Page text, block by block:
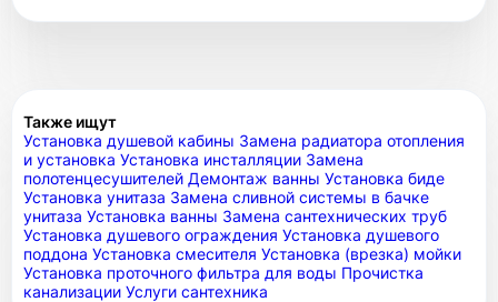
Также ищут
Установка душевой кабины Замена радиатора отопления
и установка Установка инсталляции Замена
полотенцесушителей Демонтаж ванны Установка биде
Установка унитаза Замена сливной системы в бачке
унитаза Установка ванны Замена сантехнических труб
Установка душевого ограждения Установка душевого
поддона Установка смесителя Установка (врезка) мойки
Установка проточного фильтра для воды Прочистка
канализации Услуги сантехника